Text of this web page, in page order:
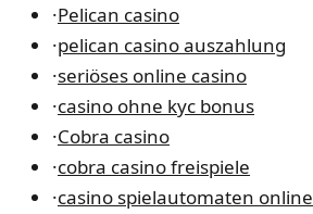
·Pelican casino
·pelican casino auszahlung
·seriöses online casino
·casino ohne kyc bonus
·Cobra casino
·cobra casino freispiele
·casino spielautomaten online